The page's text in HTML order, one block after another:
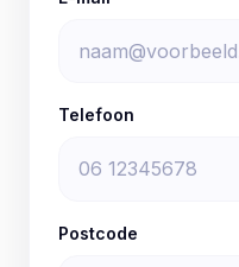
Telefoon
Postcode